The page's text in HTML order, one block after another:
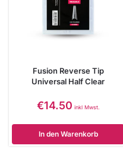
Fusion Reverse Tip
Universal Half Clear
€14.50 inkl Mwst.
In den Warenkorb